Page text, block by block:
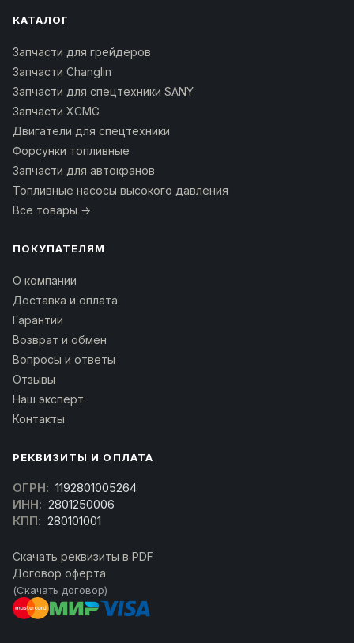
КАТАЛОГ
Запчасти для грейдеров
Запчасти Changlin
Запчасти для спецтехники SANY
Запчасти XCMG
Двигатели для спецтехники
Форсунки топливные
Запчасти для автокранов
Топливные насосы высокого давления
Все товары →
ПОКУПАТЕЛЯМ
О компании
Доставка и оплата
Гарантии
Возврат и обмен
Вопросы и ответы
Отзывы
Наш эксперт
Контакты
РЕКВИЗИТЫ И ОПЛАТА
ОГРН: 1192801005264
ИНН: 2801250006
КПП: 280101001
Скачать реквизиты в PDF
Договор оферта
(Скачать договор)